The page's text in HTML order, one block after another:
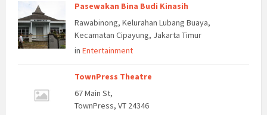
Pasewakan Bina Budi Kinasih
Rawabinong, Kelurahan Lubang Buaya,
Kecamatan Cipayung, Jakarta Timur
in Entertainment
TownPress Theatre
67 Main St,
TownPress, VT 24346